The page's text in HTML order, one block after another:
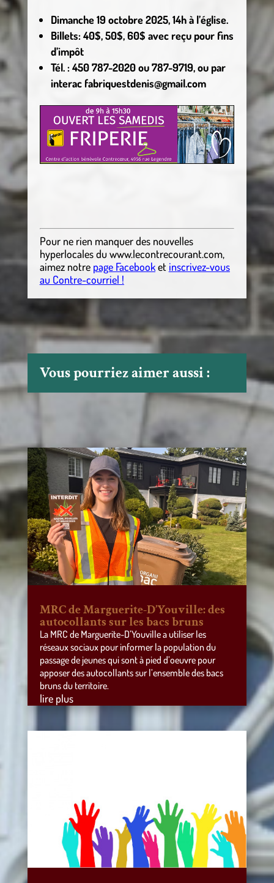
Dimanche 19 octobre 2025, 14h à l’église.
Billets: 40$, 50$, 60$ avec reçu pour fins
d’impôt
Tél. : 450 787-2020 ou 787-9719, ou par
interac fabriquestdenis@gmail.com
Pour ne rien manquer des nouvelles
hyperlocalesdu www.lecontrecourant.com,
aimez notre page Facebooket inscrivez-vous
au Contre-courriel !
Vous pourriez aimer aussi :
MRC de Marguerite-D’Youville: des
autocollants sur les bacs bruns
La MRC de Marguerite-D’Youville a utiliser les
réseaux sociaux pour informer la population du
passage de jeunes qui sont à pied d’oeuvre pour
apposer des autocollants sur l’ensemble des bacs
bruns du territoire.
lire plus